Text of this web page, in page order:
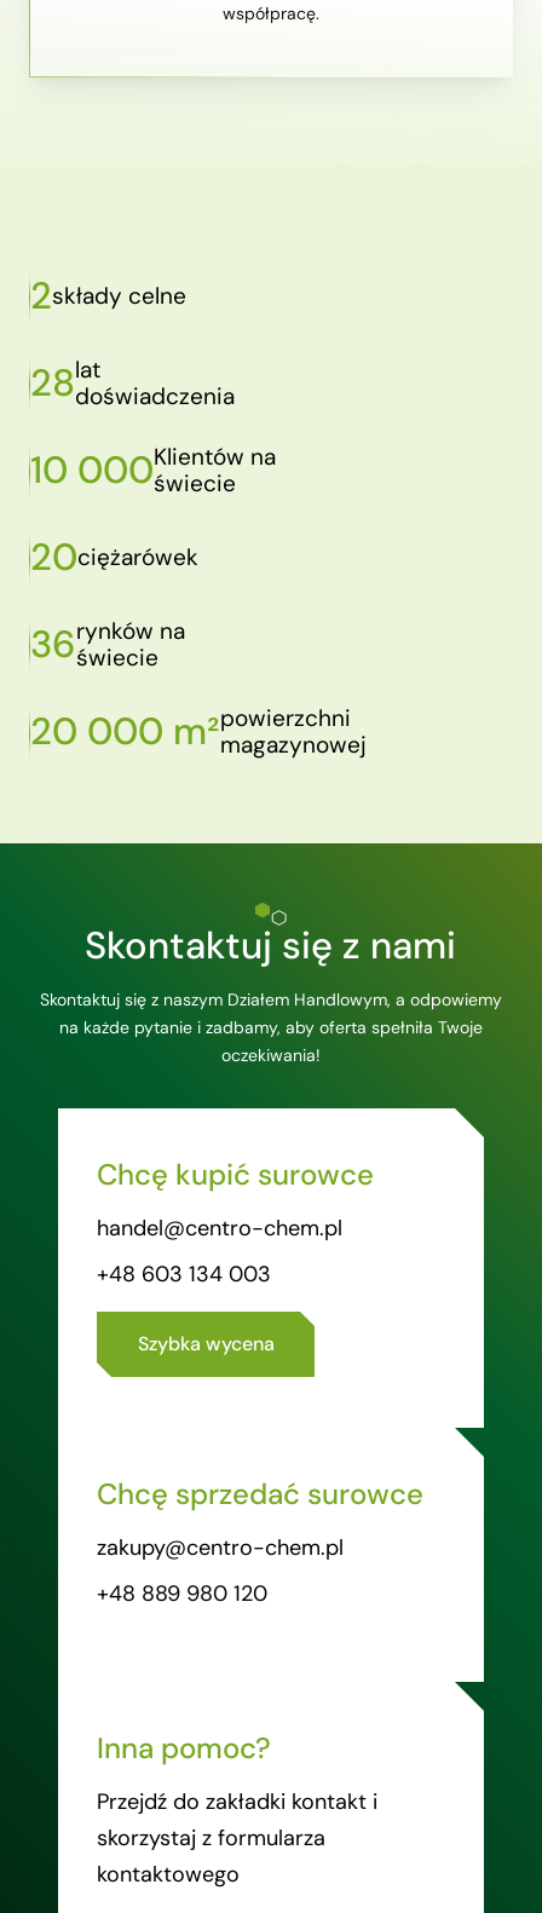
współpracę.
2składy celne
28lat
doświadczenia
10 000Klientów na
świecie
20ciężarówek
36rynków na
świecie
20 000 m²powierzchni
magazynowej
Skontaktuj się z nami
Skontaktuj się z naszym Działem Handlowym, a odpowiemy
na każde pytanie i zadbamy, aby oferta spełniła Twoje
oczekiwania!
Chcę kupić surowce
handel@centro-chem.pl
+48 603 134 003
Szybka wycena
Chcę sprzedać surowce
zakupy@centro-chem.pl
+48 889 980 120
Inna pomoc?
Przejdź do zakładki kontakt i
skorzystaj z formularza
kontaktowego